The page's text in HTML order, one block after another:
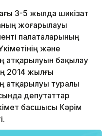
3-5 жылда шикізат
жоғарылауы
палаталарының
және
атқарылуын бақылау
2014 жылғы
атқарылуы туралы
депутаттар
басшысы Кәрім